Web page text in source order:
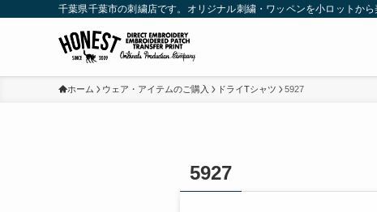
千葉県千葉市の刺繍店です。オリジナル刺繍・ワッペンを小ロットから
ホーム ウェア・アイテムのご購入 ドライTシャツ 5927
5927